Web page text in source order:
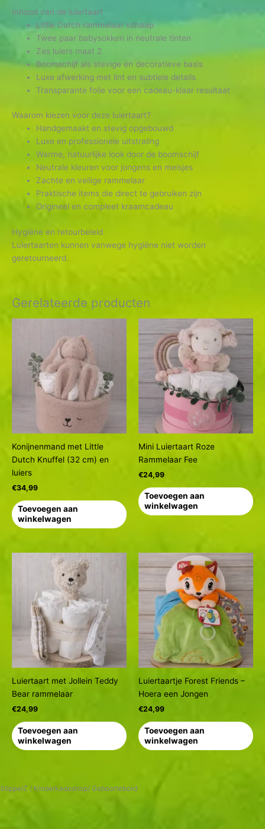
Inhoud van de luiertaart
Little Dutch rammelaar schaap
Twee paar babysokken in neutrale tinten
Zes luiers maat 2
Boomschijf als stevige en decoratieve basis
Luxe afwerking met lint en subtiele details
Transparante folie voor een cadeau-klaar resultaat
Waarom kiezen voor deze luiertaart?
Handgemaakt en stevig opgebouwd
Luxe en professionele uitstraling
Warme, natuurlijke look door de boomschijf
Neutrale kleuren voor jongens en meisjes
Zachte en veilige rammelaar
Praktische items die direct te gebruiken zijn
Origineel en compleet kraamcadeau
Hygiëne en retourbeleid
Luiertaarten kunnen vanwege hygiëne niet worden
geretourneerd.
Gerelateerde producten
Konijnenmand met Little
Dutch Knuffel (32 cm) en
luiers
€34,99
Toevoegen aan
winkelwagen
Mini Luiertaart Roze
Rammelaar Fee
€24,99
Toevoegen aan
winkelwagen
Luiertaart met Jollein Teddy
Bear rammelaar
€24,99
Toevoegen aan
winkelwagen
Luiertaartje Forest Friends –
Hoera een Jongen
€24,99
Toevoegen aan
winkelwagen
StippelZ / Kinderkadoshop/ Geboortebord